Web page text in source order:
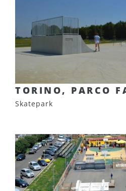
TORINO, PARCO
Skatepark